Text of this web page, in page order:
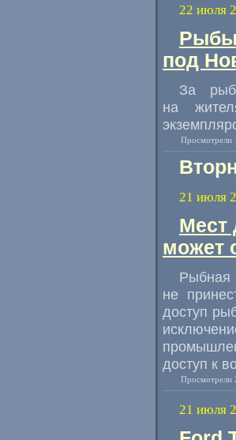
22 июля
Рыбы
под
За
на
Просмотрели
21 июля
Мест
может
не
доступ
доступ к
Просмотрели
21 июля